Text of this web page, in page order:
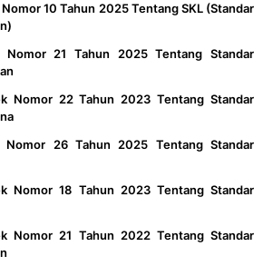
10 Tahun 2025 Tentang SKL (Standar
Nomor 21 Tahun 2025 Tentang Standar
Nomor 22 Tahun 2023 Tentang Standar
Nomor 26 Tahun 2025 Tentang Standar
Nomor 18 Tahun 2023 Tentang Standar
Nomor 21 Tahun 2022 Tentang Standar